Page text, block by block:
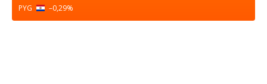
PYG –0,29%